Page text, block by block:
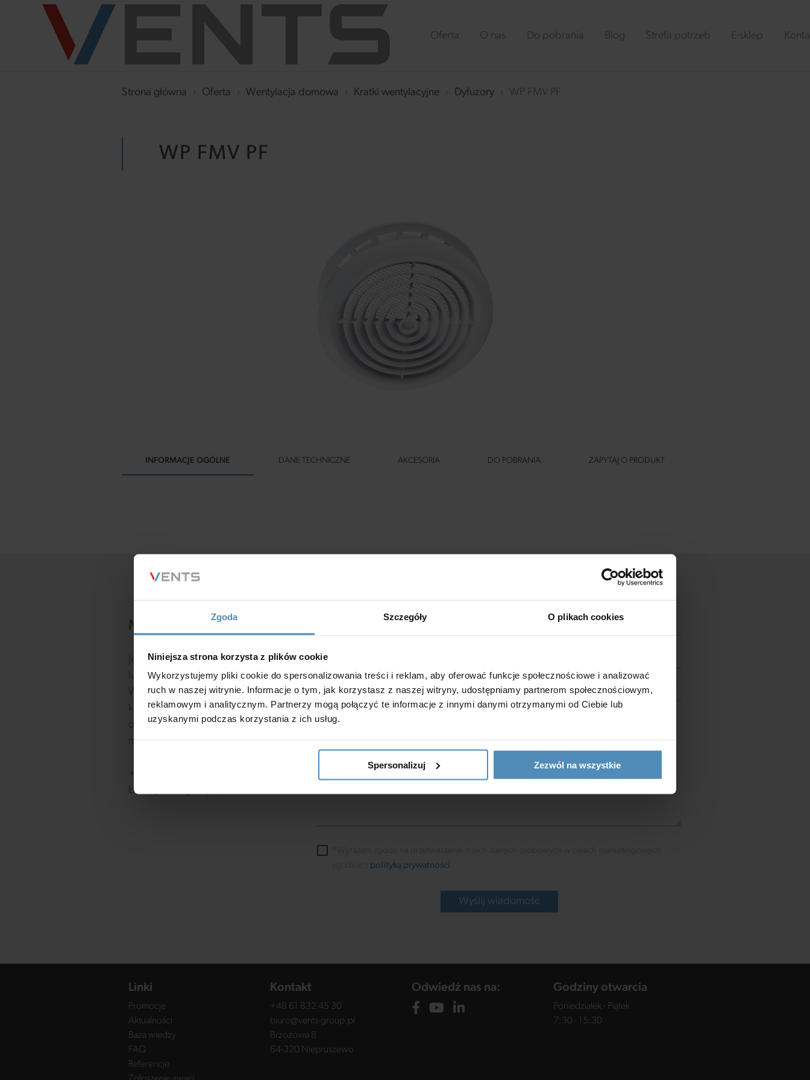
Zgoda Szczegóły O plikach cookies
Niniejsza strona korzysta z plików cookie
Wykorzystujemy pliki cookie do spersonalizowania treści i reklam, aby oferować funkcje społecznościowe i analizować
ruch w naszej witrynie. Informacje o tym, jak korzystasz z naszej witryny, udostępniamy partnerom społecznościowym,
reklamowym i analitycznym. Partnerzy mogą połączyć te informacje z innymi danymi otrzymanymi od Ciebie lub
uzyskanymi podczas korzystania z ich usług.
Spersonalizuj Zezwól na wszystkie
Oferta O nas Do pobrania Blog Strefa potrzeb E-sklep
Strona główna › Oferta › Wentylacja domowa › Kratki wentylacyjne › Dyfuzory › WP FMV PF
WP FMV PF
INFORMACJE OGÓLNE DANE TECHNICZNE AKCESORIA DO POBRANIA ZAPYTAJ O PRODUKT
Masz pytania?
Jeśli masz jakiekolwiek pytania, uwagi
lub sugestie, chętnie Ci pomożemy.
Wypełnij poniższy formularz
kontaktowy, a postaramy się
odpowiedzieć na Twoją wiadomość jak
najszybciej.
+48 61 832 45 30
biuro@vents-group.pl
polityką prywatności
Wyślij wiadomość
Linki
Promocje
Aktualności
Baza wiedzy
FAQ
Referencje
Kontakt
+48 61 832 45 30
biuro@vents-group.pl
Brzozowa 8
64-320 Niepruszewo
Odwiedź nas na: Godziny otwarcia
Poniedziałek - Piątek
7:30 - 15:30